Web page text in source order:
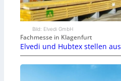
Bild: Elvedi GmbH
Fachmesse in Klagenfurt
Elvedi und Hubtex stellen aus